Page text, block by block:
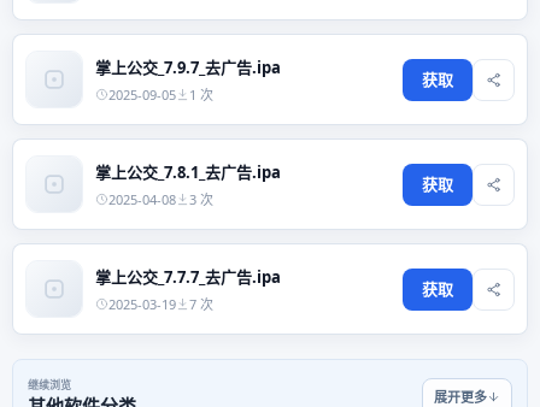
掌上公交_7.9.7_去广告.ipa
2025-09-05 1 次
获取
掌上公交_7.8.1_去广告.ipa
2025-04-08 3 次
获取
掌上公交_7.7.7_去广告.ipa
2025-03-19 7 次
获取
继续浏览
展开更多